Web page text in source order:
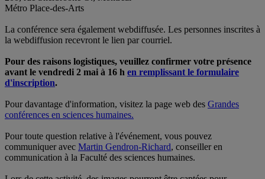
Métro Place-des-Arts
La conférence sera également webdiffusée. Les personnes inscrites à
la webdiffusion recevront le lien par courriel.
Pour des raisons logistiques, veuillez confirmer votre présence
avant le vendredi 2 mai à 16 h en remplissant le formulaire
d'inscription.
Pour davantage d'information, visitez la page web des Grandes
conférences en sciences humaines.
Pour toute question relative à l'événement, vous pouvez
communiquer avec Martin Gendron-Richard, conseiller en
communication à la Faculté des sciences humaines.